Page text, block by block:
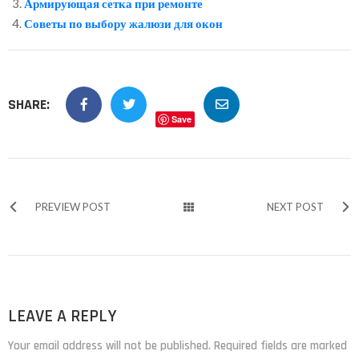
Советы по выбору жалюзи для окон
SHARE:
Save
PREVIEW POST NEXT POST
LEAVE A REPLY
Your email address will not be published. Required fields are marked